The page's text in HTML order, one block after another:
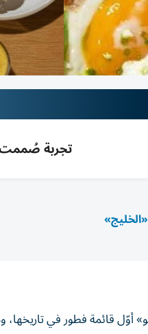
تجربة صُممت
أوّل قائمة فطور في